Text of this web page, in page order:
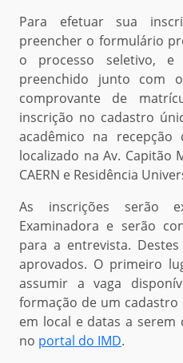
Para efetuar sua
preencher o formulário
o processo seletivo, e
preenchido junto com
comprovante de
inscrição no cadastro
acadêmico na
localizado na Av. Capitão
CAERN e Residência
As inscrições serão
Examinadora e serão
para a entrevista.
aprovados. O primeiro
assumir a vaga
formação de um cadastro
em local e datas a serem
no portal do IMD.